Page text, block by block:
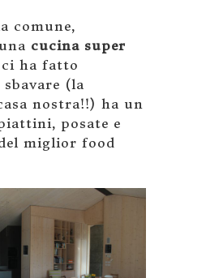
comune,
cucina super
ci ha fatto
(la
nostra!!) ha un
posate e
miglior food